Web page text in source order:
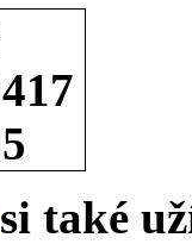
si také